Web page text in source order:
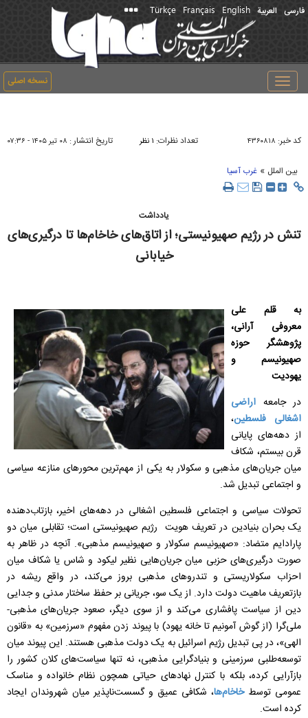
فارسی العربیة English
Français
Türkçe
نسخه اصلی
Toggle
navigation
کد خبر: ۴۳۶۰۸۱۸ تعداد نظرات: ۱ نظر تاریخ انتشار : ۰۸ تير ۱۴۰۵ - ۰۷:۳۶
بین الملل » غرب آسیا
یادداشت
تنش در رژیم صهیونیستی؛ از اتاق‌های خاخام‌ها تا درگیری‌های
خیابانی
به قلم علی
معروفی آرانی،
پژوهشگر حوزه
صهیونیسم و
یهودیت
در جامعه اراضی
اشغالی فلسطین،
از دهه‌های پایانی
قرن بیستم، شکاف
میان جریان‌های مذهبی و سکولار به یکی از مهم‌ترین محورهای منازعه سیاسی
و اجتماعی تبدیل شد.
تحولات سیاسی و اجتماعی فلسطین اشغالی در دهه‌های اخیر، بازتاب‌دهنده
یک بحران بنیادین در تعریف هویت رژیم صهیونیستی است؛ تقابلی میان دو
پارادایم متضاد: «صهیونیسم سکولار و صهیونیسم مذهبی». آنچه در ظاهر به
صورت درگیری‌های حزبی میان جریان‌هایی نظیر لیکود و شاس یا شکاف میان
احزاب سکولاریستی و تندروهای مذهبی بروز می‌کند، در واقع ریشه در
بازتعریف ماهیت دولت دارد. از یک سو، جریانی بر حفظ ساختار مدنی و جدایی
دین از سیاست پافشاری می‌کند و از سوی دیگر، صعود جریان‌های مذهبی-
ملی‌گرا (از گوش آمونیم تا خانه یهود) با پیوند زدن مفهوم «سرزمین» به «قانون
الهی»، در پی تبدیل رژیم اسرائیل به یک دولت مذهبی هستند. این پیوند میان
توسعه‌طلبی سرزمینی و بنیادگرایی مذهبی، نه تنها سیاست‌های کلان کشور را
بازآرایی کرده، بلکه با کنترل نهادهای حیاتی همچون نظام خانواده و مناسک
عمومی توسطخاخام‌ها، شکافی عمیق و گسست‌ناپذیر میان شهروندان ایجاد
کرده است.